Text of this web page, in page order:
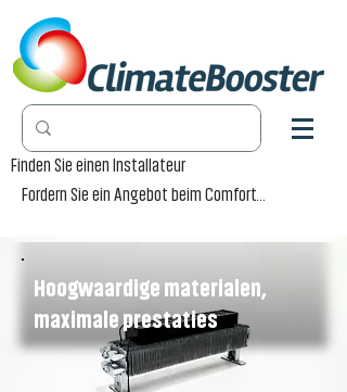
Finden Sie einen Installateur
Fordern Sie ein Angebot beim Comfort-Händler an
Hoogwaardige materialen,
maximale prestaties